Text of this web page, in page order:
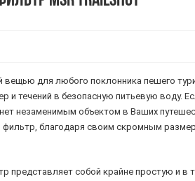
для любого поклонника пешего
и течений в безопасную питьевую воду.
незаменимым объектом в Ваших
благодаря своим скромным
представляет собой крайне простую и